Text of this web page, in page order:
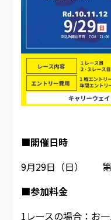
■開催日時
9月29日（日）
■参加料金
1レースの場合：お